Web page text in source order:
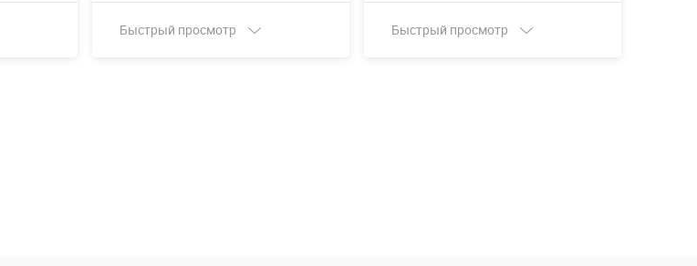
Быстрый просмотр Быстрый просмотр